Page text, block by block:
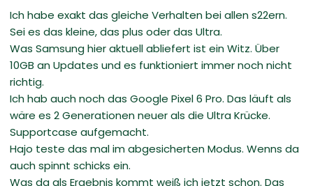
Ich habe exakt das gleiche Verhalten bei allen s22ern.
Sei es das kleine, das plus oder das Ultra.
Was Samsung hier aktuell abliefert ist ein Witz. Über
10GB an Updates und es funktioniert immer noch nicht
richtig.
Ich hab auch noch das Google Pixel 6 Pro. Das läuft als
wäre es 2 Generationen neuer als die Ultra Krücke.
Supportcase aufgemacht.
Hajo teste das mal im abgesicherten Modus. Wenns da
auch spinnt schicks ein.
Was da als Ergebnis kommt weiß ich jetzt schon. Das